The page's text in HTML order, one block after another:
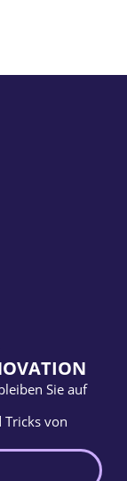
Sie auf
Tricks von